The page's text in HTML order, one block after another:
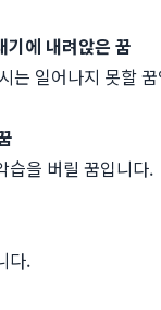
기에 내려앉은 꿈
는 일어나지 못할
습을 버릴 꿈입니다.
다.